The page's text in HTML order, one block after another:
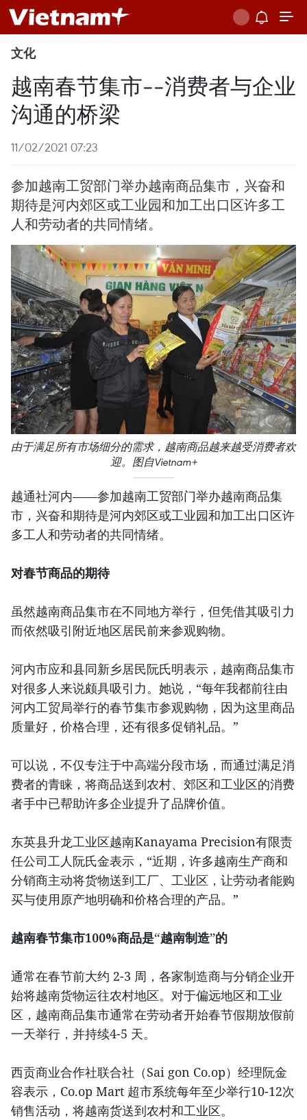
文化
越南春节集市--消费者与企业
沟通的桥梁
11/02/2021 07:23
参加越南工贸部门举办越南商品集市，兴奋和
期待是河内郊区或工业园和加工出口区许多工
人和劳动者的共同情绪。
由于满足所有市场细分的需求，越南商品越来越受消费者欢
迎。图自Vietnam+
越通社河内——参加越南工贸部门举办越南商品集
市，兴奋和期待是河内郊区或工业园和加工出口区许
多工人和劳动者的共同情绪。
对春节商品的期待
虽然越南商品集市在不同地方举行，但凭借其吸引力
而依然吸引附近地区居民前来参观购物。
河内市应和县同新乡居民阮氏明表示，越南商品集市
对很多人来说颇具吸引力。她说，“每年我都前往由
河内工贸局举行的春节集市参观购物，因为这里商品
质量好，价格合理，还有很多促销礼品。”
可以说，不仅专注于中高端分段市场，而通过满足消
费者的青睐，将商品送到农村、郊区和工业区的消费
者手中已帮助许多企业提升了品牌价值。
东英县升龙工业区越南Kanayama Precision有限责
任公司工人阮氏金表示，“近期，许多越南生产商和
分销商主动将货物送到工厂、工业区，让劳动者能购
买与使用原产地明确和价格合理的产品。”
越南春节集市100%商品是“越南制造”的
通常在春节前大约 2-3 周，各家制造商与分销企业开
始将越南货物运往农村地区。对于偏远地区和工业
区，越南商品集市通常在劳动者开始春节假期放假前
一天举行，并持续4-5 天。
西贡商业合作社联合社（Sai gon Co.op）经理阮金
容表示，Co.op Mart 超市系统每年至少举行10-12次
销售活动，将越南货送到农村和工业区。